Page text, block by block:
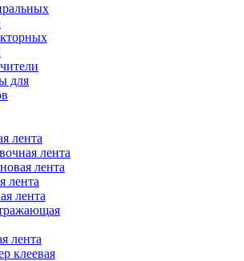
для
лента
лента
лента
лента
лента
лента
клеевая